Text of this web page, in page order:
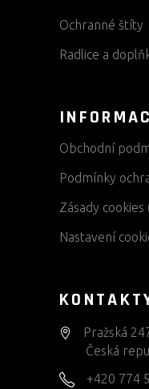
Ochranné štíty
Radlice a
Obchodní
Podmínky
Zásady cookies
Nastavení
Pražská
Česká
+420 774